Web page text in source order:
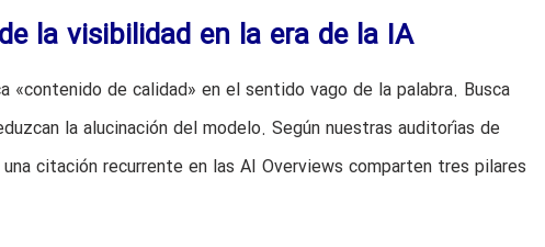
la visibilidad en la era de la IA
«contenido de calidad» en el sentido vago de la palabra. Busca
la alucinación del modelo. Según nuestras auditorías de
citación recurrente en las AI Overviews comparten tres pilares